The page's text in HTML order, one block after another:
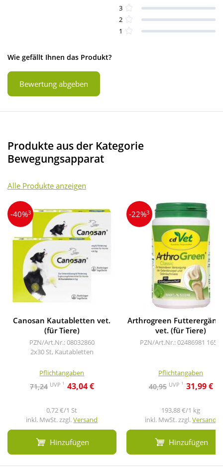
3
2
1
Wie gefällt Ihnen das Produkt?
Bewertung abgeben
Produkte aus der Kategorie
Bewegungsapparat
Alle Produkte anzeigen
-40%3
Canosan Kautabletten vet.
(für Tiere)
PZN/Art.Nr.: 08032860
2x30 St, Kautabletten
Pflichtangaben
71,24 UVP 1 43,04 €
0,72 €/1 St
inkl. MwSt. zzgl.Versand
Hinzufügen
-22%3
Arthrogreen
vet. (für Tiere)
PZN/Art.Nr.: 02486981 165 g
Pflichtangaben
40,95 UVP 1 31,99 €
193,88 €/1 kg
inkl. MwSt. zzgl.Versand
Hinzufügen